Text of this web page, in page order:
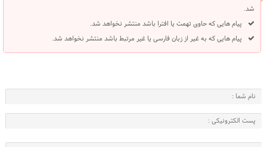
شد.
پیام هایی که حاوی تهمت یا افترا باشد منتشر نخواهد شد.
پیام هایی که به غیر از زبان فارسی یا غیر مرتبط باشد منتشر نخواهد شد.